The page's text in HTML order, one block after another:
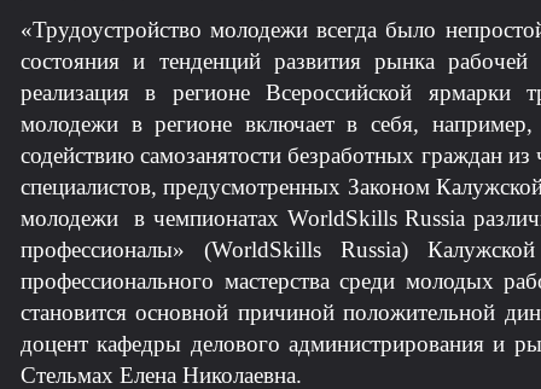
«Трудоустройство молодежи всегда было
состояния и тенденций развития рынка
реализация в регионе Всероссийской ярмарки
молодежи в регионе включает в себя,
содействию самозанятости безработных граждан
специалистов, предусмотренных Законом
молодежи в чемпионатах WorldSkills Russia
профессионалы» (WorldSkills Russia)
профессионального мастерства среди молодых
становится основной причиной положительной
доцент кафедры делового администрирования и
Стельмах Елена Николаевна.